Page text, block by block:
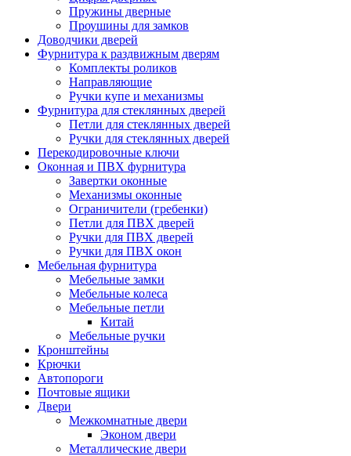
Пружины дверные
Проушины для замков
Доводчики дверей
Фурнитура к раздвижным дверям
Комплекты роликов
Направляющие
Ручки купе и механизмы
Фурнитура для стеклянных дверей
Петли для стеклянных дверей
Ручки для стеклянных дверей
Перекодировочные ключи
Оконная и ПВХ фурнитура
Завертки оконные
Механизмы оконные
Ограничители (гребенки)
Петли для ПВХ дверей
Ручки для ПВХ дверей
Ручки для ПВХ окон
Мебельная фурнитура
Мебельные замки
Мебельные колеса
Мебельные петли
Китай
Мебельные ручки
Кронштейны
Крючки
Автопороги
Почтовые ящики
Двери
Межкомнатные двери
Эконом двери
Металлические двери